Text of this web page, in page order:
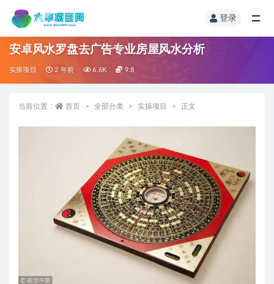
登录
安卓风水罗盘去广告专业房屋风水分析
实操项目 2 年前 6.6K 9.8
当前位置： 首页 全部分类 实操项目 正文